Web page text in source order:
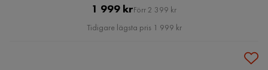
Pris
1 999 krOriginal
Pris
Förr 2 399 kr
Tidigare lägsta pris 1 999 kr